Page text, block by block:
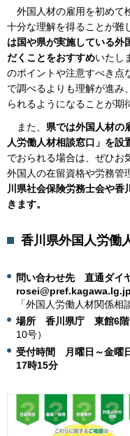
外国人材の雇用を初めて
十分な理解を得ることが難
は国や県が実施している外
だくことをおすすめいたし
のポイントや注意すべき点
で調べるよりも理解が進み
られるようになることが期
ま た、 県では外国人材の
人労働人材相談窓口」を設
でおられる場合は、ぜひお
外国人の在留資格や労務管
川県社会保険労務士会や香
きます。
香川県外国人労働
問い合わせ先 直通ダイ
「外国人労働人材関係相
場所
香川県庁 東館6階
10号）
受付時間
月 曜日～金曜
17時15分